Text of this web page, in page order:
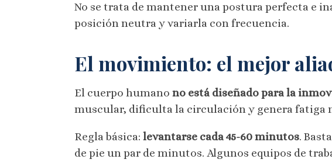
No se trata de mantener una postura perfecta e
posición neutra y variarla con frecuencia.
El movimiento: el mejor
El cuerpo humanono está diseñado para la
muscular, dificulta la circulación y genera fatiga
Regla básica: levantarse cada 45-60 minutos.
de pie un par de minutos. Algunos equipos de